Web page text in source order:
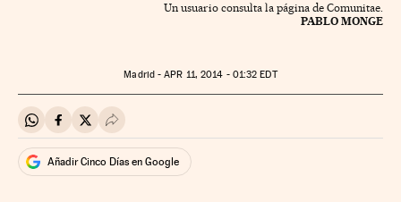
Un usuario consulta la página de Comunitae.
PABLO MONGE
Madrid -APR 11, 2014 - 01:32 EDT
Compartir en Whatsapp
Compartir en Facebook
Compartir en Twitter
Desplegar Redes Sociales
Añadir Cinco Días en Google